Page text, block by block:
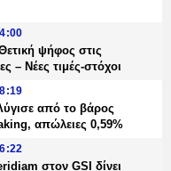
ψήφος στις
– Νέες τιμές-στόχοι
από το βάρος
απώλειες 0,59%
στον GSI δίνει